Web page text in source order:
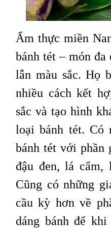
Ẩm thực miền
bánh tét – món đa
lẫn màu sắc. Họ
nhiều cách kết
sắc và tạo hình
loại bánh tét. Có
bánh tét với phần
đậu đen, lá cẩm,
Cũng có những
cầu kỳ hơn về
dáng bánh để